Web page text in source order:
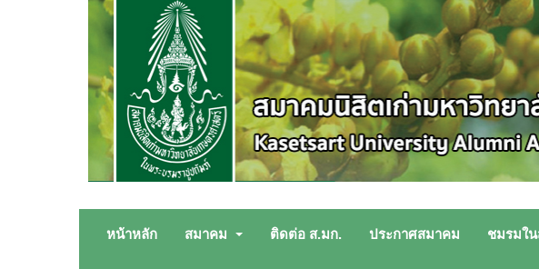
หน้าหลัก สมาคม ติดต่อ ส.มก. ประกาศสมาคม ชมรมใ